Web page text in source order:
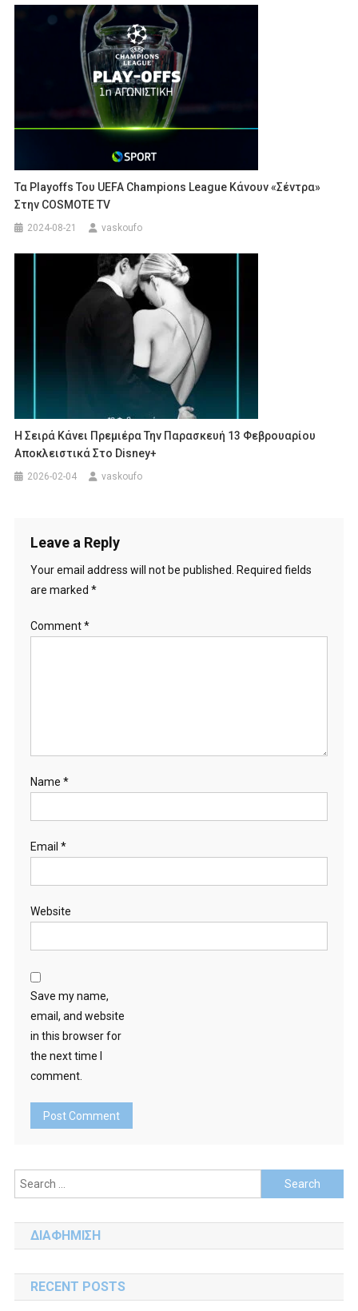
Τα Playoffs Του UEFA Champions League Κάνουν «σέντρα»
Στην COSMOTE TV
2024-08-21 vaskoufo
Η Σειρά Κάνει Πρεμιέρα Την Παρασκευή 13 Φεβρουαρίου
Αποκλειστικά Στο Disney+
2026-02-04 vaskoufo
Leave a Reply
Your email address will not be published. Required fields
are marked *
Comment*
Name *
Email *
Website
Save my name,
email, and website
in this browser for
the next time I
comment.
Search
for:
ΔΙΑΦΗΜΙΣΗ
RECENT POSTS